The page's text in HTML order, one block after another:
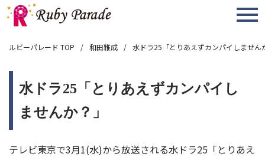
MENU
ルビーパレード TOP 和田雅成 水ドラ25「とりあえずカンパイしません
水ドラ25「とりあえずカンパイし
ませんか？」
テレビ東京で3月1(水)から放送される水ドラ25「とりあえ